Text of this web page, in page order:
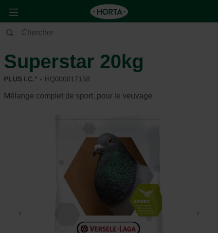
Animaux Pigeon
Superstar 20kg
PLUS I.C.⁺ HQ000017158
Mélange complet de sport, pour le veuvage